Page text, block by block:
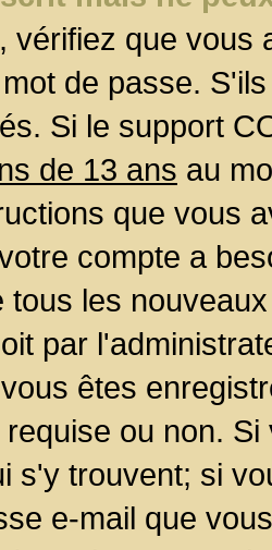
vérifiez que
de passe.
Si le support
de 13 ans au
que vous
compte a
tous les
par
êtes
ou non.
s'y trouvent; si
e-mail que